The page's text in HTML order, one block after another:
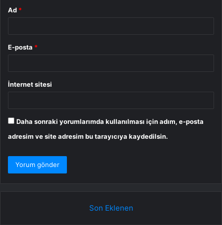
Ad *
E-posta *
İnternet sitesi
Daha sonraki yorumlarımda kullanılması için adım, e-posta
adresim ve site adresim bu tarayıcıya kaydedilsin.
Son Eklenen